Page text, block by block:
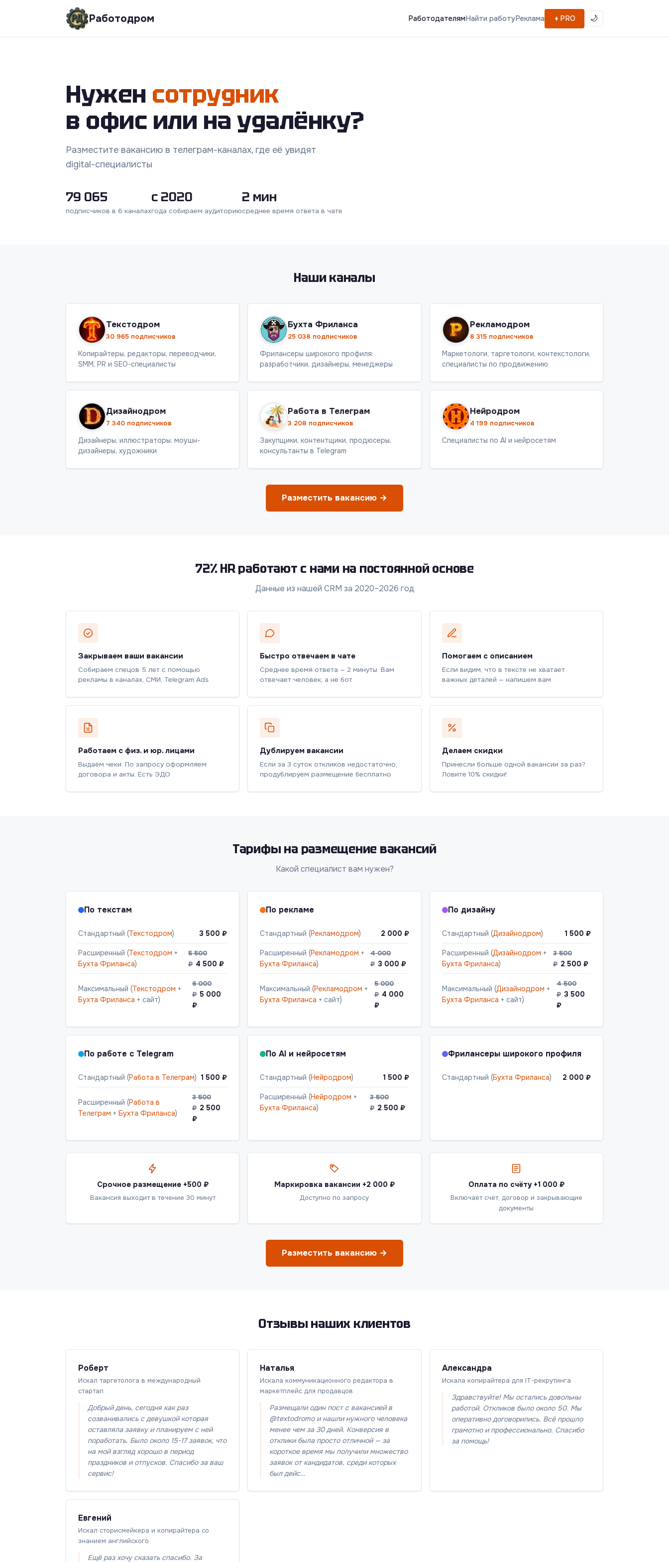
Работодром РаботодателямНайти работуРеклама PRO 🌙
Нужен сотрудник
в офис или на удалёнку?
Разместите вакансию в телеграм-каналах, где её увидят
digital-специалисты
79 065
подписчиков в 6 каналах
с 2020
года собираем аудиторию
2 мин
среднее время ответа в чате
Наши каналы
Текстодром
30 965 подписчиков
Копирайтеры, редакторы, переводчики,
SMM, PR и SEO-специалисты
Бухта Фриланса
25 038 подписчиков
Фрилансеры широкого профиля:
разработчики, дизайнеры, менеджеры
Рекламодром
8 315 подписчиков
Маркетологи, таргетологи, контекстологи,
специалисты по продвижению
Дизайнодром
7 340 подписчиков
Дизайнеры, иллюстраторы, моушн-
дизайнеры, художники
Работа в Телеграм
3 208 подписчиков
Закупщики, контентщики, продюсеры,
консультанты в Telegram
Нейродром
4 199 подписчиков
Специалисты по AI и нейросетям
Разместить вакансию →
72% HR работают с нами на постоянной основе
Данные из нашей CRM за 2020–2026 год
Закрываем ваши вакансии
Собираем спецов 5 лет с помощью
рекламы в каналах, СМИ, Telegram Ads
Быстро отвечаем в чате
Среднее время ответа — 2 минуты. Вам
отвечает человек, а не бот
Помогаем с описанием
Если видим, что в тексте не хватает
важных деталей — напишем вам
Работаем с физ. и юр. лицами
Выдаём чеки. По запросу оформляем
договора и акты. Есть ЭДО
Дублируем вакансии
Если за 3 суток откликов недостаточно,
продублируем размещение бесплатно
Делаем скидки
Принесли больше одной вакансии за раз?
Ловите 10% скидки!
Тарифы на размещение вакансий
Какой специалист вам нужен?
По текстам
Стандартный (Текстодром) 3 500 ₽
Расширенный (Текстодром +
Бухта Фриланса)
5 500
₽ 4 500 ₽
Максимальный (Текстодром +
Бухта Фриланса + сайт)
6 000
₽ 5 000
₽
По рекламе
Стандартный (Рекламодром) 2 000 ₽
Расширенный (Рекламодром +
Бухта Фриланса)
4 000
₽ 3 000 ₽
Максимальный (Рекламодром +
Бухта Фриланса + сайт)
5 000
₽ 4 000
₽
По дизайну
Стандартный (Дизайнодром) 1 500 ₽
Расширенный (Дизайнодром +
Бухта Фриланса)
3 500
₽ 2 500 ₽
Максимальный (Дизайнодром +
Бухта Фриланса + сайт)
4 500
₽ 3 500
₽
По работе с Telegram
Стандартный (Работа в Телеграм) 1 500 ₽
Расширенный (Работа в
Телеграм + Бухта Фриланса)
3 500
₽ 2 500
₽
По AI и нейросетям
Стандартный (Нейродром) 1 500 ₽
Расширенный (Нейродром +
Бухта Фриланса)
3 500
₽ 2 500 ₽
Фрилансеры широкого профиля
Стандартный (Бухта Фриланса) 2 000 ₽
Срочное размещение +500 ₽
Вакансия выходит в течение 30 минут
Маркировка вакансии +2 000 ₽
Доступно по запросу
Оплата по счёту +1 000 ₽
Включает счёт, договор и закрывающие
документы
Разместить вакансию →
Отзывы наших клиентов
Роберт
Искал таргетолога в международный
стартап
Добрый день, сегодня как раз
созванивались с девушкой которая
оставляла заявку и планируем с ней
поработать. Было около 15-17 заявок, что
на мой взгляд хорошо в период
праздников и отпусков. Спасибо за ваш
сервис!
Наталья
Искала коммуникационного редактора в
маркетплейс для продавцов
Размещали один пост с вакансией в
@textodromo и нашли нужного человека
менее чем за 30 дней. Конверсия в
отклики была просто отличной — за
короткое время мы получили множество
заявок от кандидатов, среди которых
был дейс…
Александра
Искала копирайтера для IT-рекрутинга
Здравствуйте! Мы остались довольны
работой. Откликов было около 50. Мы
оперативно договорились. Всё прошло
грамотно и профессионально. Спасибо
за помощь!
Евгений
Искал сторисмейкера и копирайтера со
знанием английского
Ещё раз хочу сказать спасибо. За